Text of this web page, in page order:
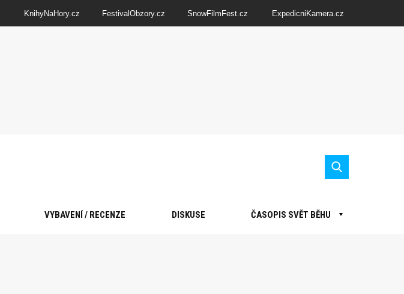
KnihyNaHory.cz FestivalObzory.cz SnowFilmFest.cz ExpedicniKamera.cz
VYBAVENÍ / RECENZE DISKUSE ČASOPIS SVĚT BĚHU